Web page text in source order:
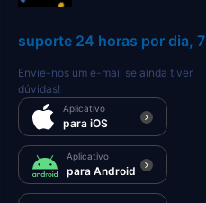
suporte 24 horas por dia,
Envie-nos um e-mail se ainda tiver
dúvidas!
Aplicativo
para iOS
Aplicativo
para Android